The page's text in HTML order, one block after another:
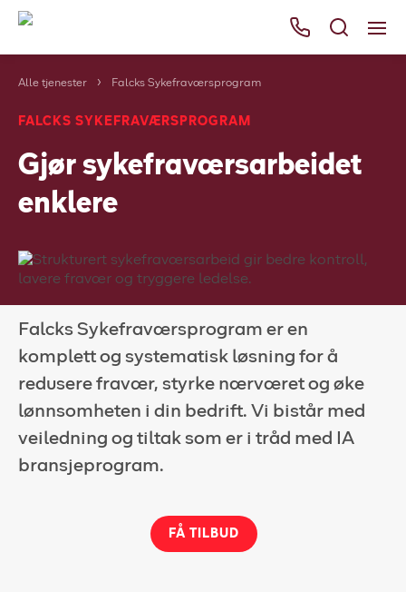
Våre tjenester
Områder
Kurs
Bli kunde
Ressurser
Om Falck
Falck Globalt
Kundeportal
HMS-verktøy
Alle tjenester Falcks Sykefraværsprogram
FALCKS SYKEFRAVÆRSPROGRAM
Gjør sykefraværsarbeidet
enklere
Falcks Sykefraværsprogram er en
komplett og systematisk løsning for å
redusere fravær, styrke nærværet og øke
lønnsomheten i din bedrift. Vi bistår med
veiledning og tiltak som er i tråd med IA
bransjeprogram.
FÅ TILBUD